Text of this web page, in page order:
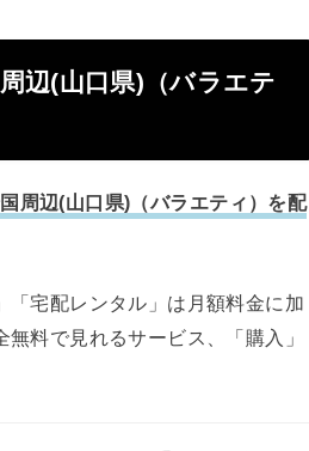
辺(山口県)（バラエテ
周辺(山口県)（バラエティ）を配
「宅配レンタル」は月額料金に加
料で見れるサービス、「購入」